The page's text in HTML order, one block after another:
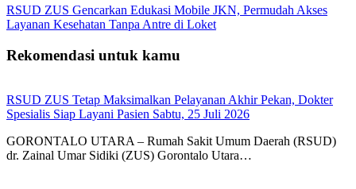
RSUD ZUS Gencarkan Edukasi Mobile JKN, Permudah Akses
Layanan Kesehatan Tanpa Antre di Loket
Rekomendasi untuk kamu
RSUD ZUS Tetap Maksimalkan Pelayanan Akhir Pekan, Dokter
Spesialis Siap Layani Pasien Sabtu, 25 Juli 2026
GORONTALO UTARA – Rumah Sakit Umum Daerah (RSUD)
dr. Zainal Umar Sidiki (ZUS) Gorontalo Utara…